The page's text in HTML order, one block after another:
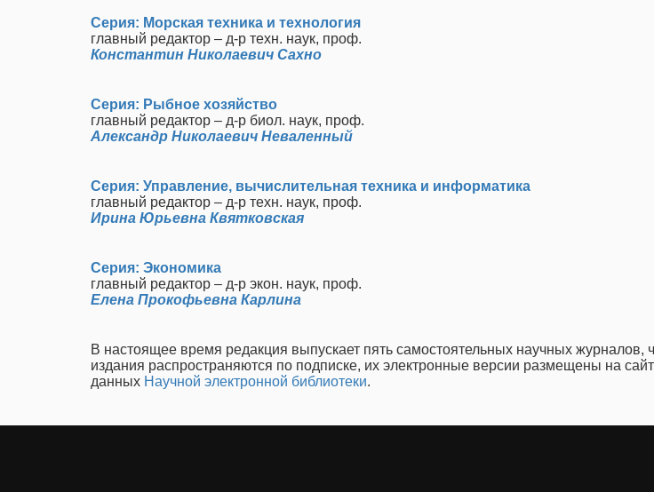
Серия: Морская техника и технология
главный редактор – д-р техн. наук, проф.
Константин Николаевич Сахно
Серия: Рыбное хозяйство
главный редактор – д-р биол. наук, проф.
Александр Николаевич Неваленный
Серия: Управление, вычислительная техника и информатика
главный редактор – д-р техн. наук, проф.
Ирина Юрьевна Квятковская
Серия: Экономика
главный редактор – д-р экон. наук, проф.
Елена Прокофьевна Карлина
В настоящее время редакция выпускает пять самостоятельных научных журналов,
издания распространяются по подписке, их электронные версии размещены на
данных Научной электронной библиотеки.